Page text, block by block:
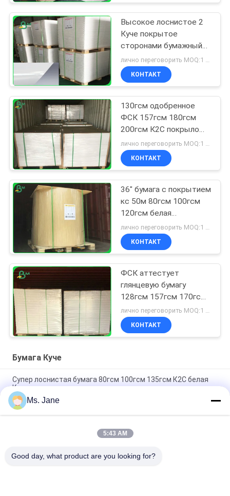
Высокое лоснистое 2
Куче покрытое
сторонами бумажный
различный Гсм для
крышек тетради
журнала
лично переговорить MOQ:1 тонна для общего размера & 10 тонн для особенного размера
КОНТАКТ
130гсм одобренное
ФСК 157гсм 180гсм
200гсм К2С покрыло
бумагу искусства для
печати
КОНТАКТ
36" бумага с покрытием
кс 50м 80гсм 100гсм
120гсм белая
штейновая для
печатания чернил
КОНТАКТ
ФСК аттестует
глянцевую бумагу
128гсм 157гсм 170гсм
покрытую К2С для
печати
лично переговорить MOQ:1 тонна для общего размера & 10 тонн для особенного размера
КОНТАКТ
Бумага Куче
Супер лоснистая бумага 80гсм 100гсм 135гсм К2С белая
Куче для печатания ярлыка
Бумага Куче чистой древесины лоснистая покрыла 135гсм
к 300гсм для журналов
135гсм - хорошая карточная плата искусства бумаги К2С
Ms. Jane
5:43 AM
Good day, what product are you looking for?